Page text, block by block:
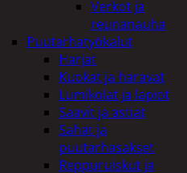
Verkot ja
reunanauha
Puutarhatyökalut
Harjat
Kuokat ja haravat
Lumikolat ja lapiot
Saavit ja astiat
Sahat ja
puutarhasakset
Reppuruiskut ja